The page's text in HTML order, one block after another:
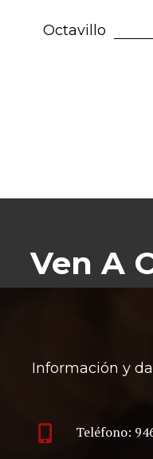
Octavillo
Ven A
Información y
Teléfono: